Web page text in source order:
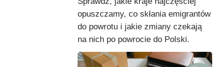
opuszczamy, co skłania emigrantów
do powrotu i jakie zmiany czekają
na nich po powrocie do Polski.